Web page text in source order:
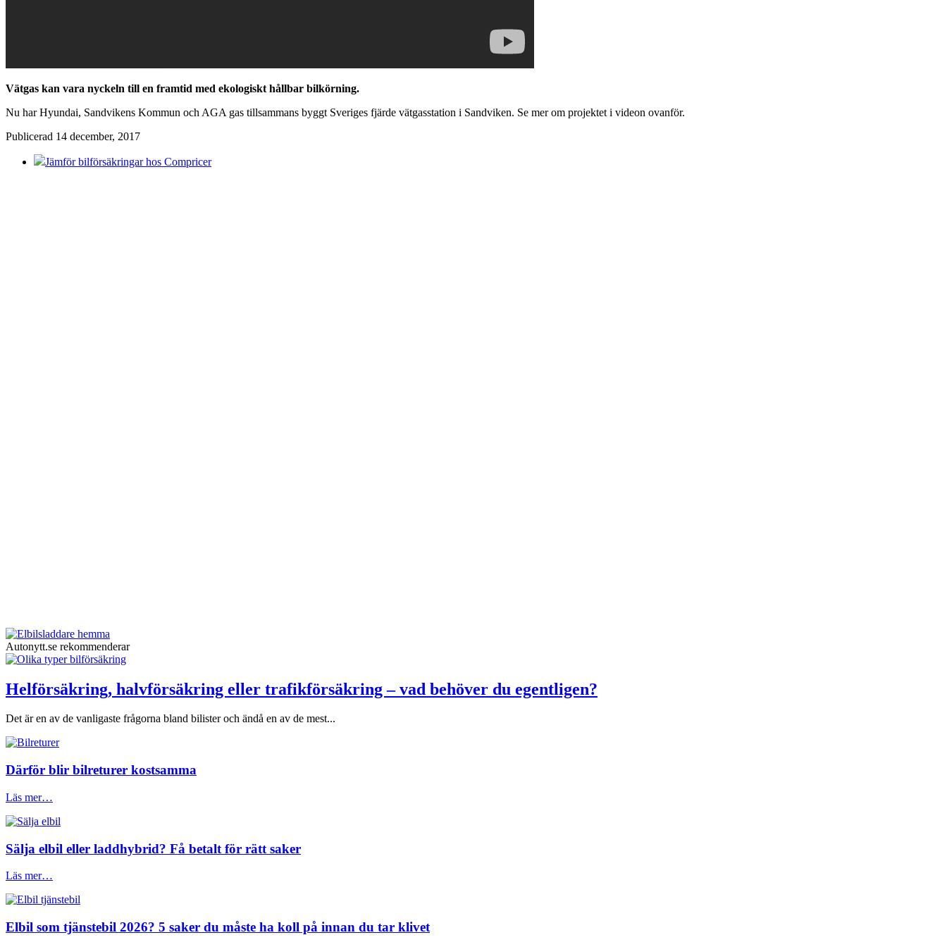
Vätgas kan vara nyckeln till en framtid med ekologiskt hållbar bilkörning.
Nu har Hyundai, Sandvikens Kommun och AGA gas tillsammans byggt Sveriges fjärde vätgasstation i Sandviken. Se mer om projektet i videon ovanför.
Publicerad 14 december, 2017
Jämför bilförsäkringar hos Compricer
Autonytt.se rekommenderar
Helförsäkring, halvförsäkring eller trafikförsäkring – vad behöver du egentligen?
Det är en av de vanligaste frågorna bland bilister och ändå en av de mest...
Därför blir bilreturer kostsamma
Läs mer…
Sälja elbil eller laddhybrid? Få betalt för rätt saker
Läs mer…
Elbil som tjänstebil 2026? 5 saker du måste ha koll på innan du tar klivet